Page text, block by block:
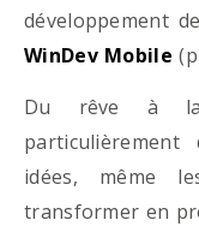
développement de
WinDev Mobile
Du rêve à la
idées, même
transformer en